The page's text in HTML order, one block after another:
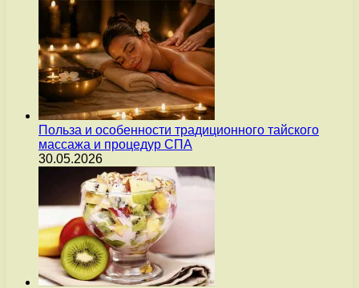
Польза и особенности традиционного тайского
массажа и процедур СПА
30.05.2026